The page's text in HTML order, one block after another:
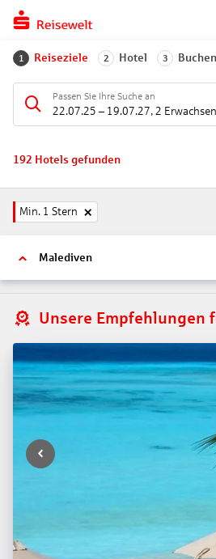
1 Reiseziele 2 Hotel 3 Buchen
Passen Sie Ihre Suche an
22.07.25 – 19.07.27, 2
192 Hotels gefunden
Min. 1 Stern
Malediven
Unsere Empfehlungen